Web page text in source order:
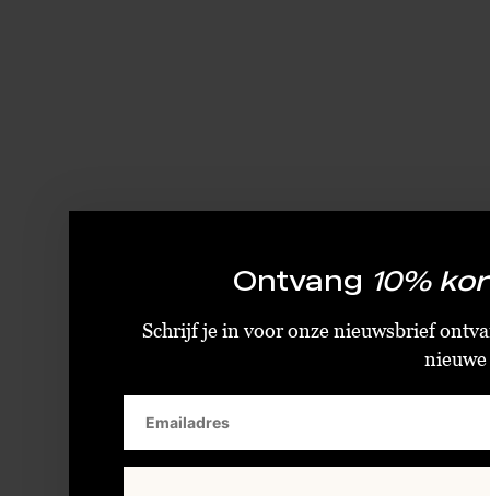
Ontvang 10%
Schrijf je in voor onze nieuwsbrief